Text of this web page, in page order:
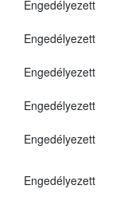
Engedélyezett
Engedélyezett
Engedélyezett
Engedélyezett
Engedélyezett
Engedélyezett